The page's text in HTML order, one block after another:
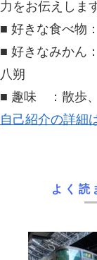
力をお伝えしま
■ 好きな食べ物
■ 好きなみかん
八朔
■ 趣味 ：散歩
自己紹介の詳細
よく読